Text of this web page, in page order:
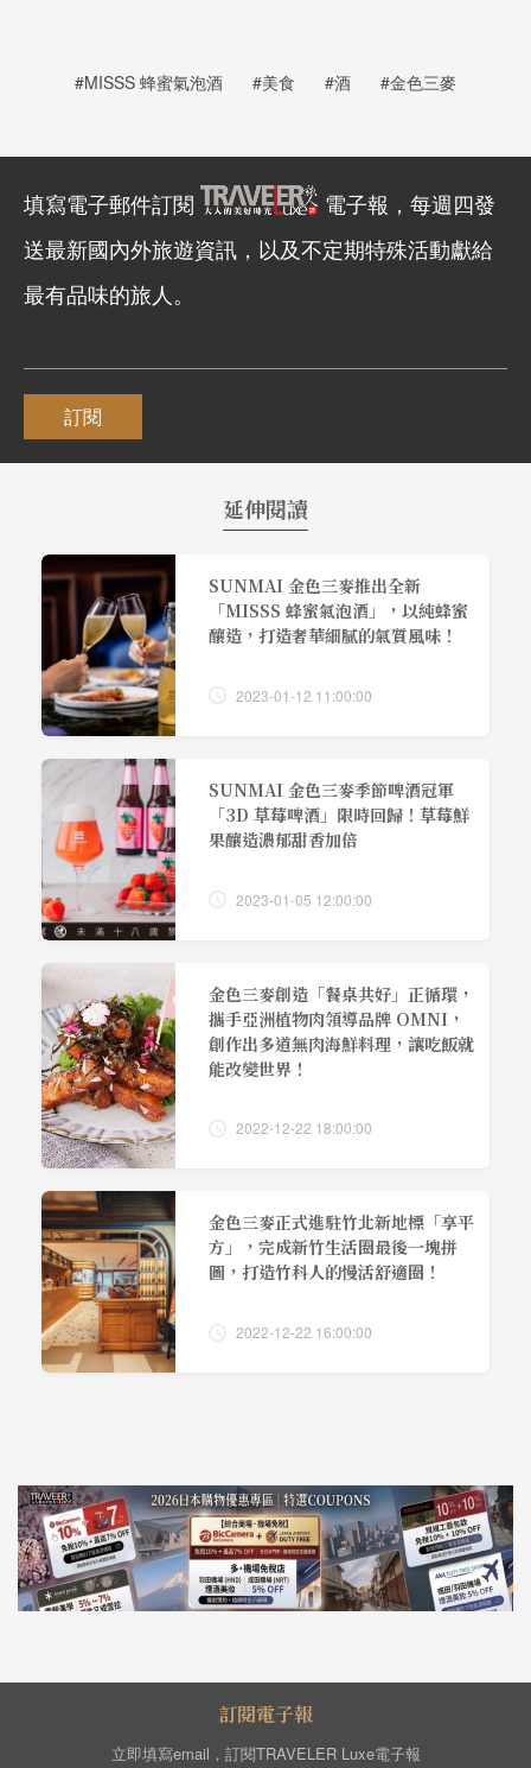
#MISSS 蜂蜜氣泡酒 #美食 #酒 #金色三麥
填寫電子郵件訂閱
電子報，每週四發
送最新國內外旅遊資訊，以及不定期特殊活動獻給
最有品味的旅人。
訂閱
延伸閱讀
SUNMAI 金色三麥推出全新
「MISSS 蜂蜜氣泡酒」，以純蜂蜜
釀造，打造奢華細膩的氣質風味！
2023-01-12 11:00:00
SUNMAI 金色三麥季節啤酒冠軍
「3D 草莓啤酒」限時回歸！草莓鮮
果釀造濃郁甜香加倍
2023-01-05 12:00:00
金色三麥創造「餐桌共好」正循環，
攜手亞洲植物肉領導品牌 OMNI，
創作出多道無肉海鮮料理，讓吃飯就
能改變世界！
2022-12-22 18:00:00
金色三麥正式進駐竹北新地標「享平
方」，完成新竹生活圈最後一塊拼
圖，打造竹科人的慢活舒適圈！
2022-12-22 16:00:00
訂閱電子報
立即填寫email，訂閱TRAVELER Luxe電子報